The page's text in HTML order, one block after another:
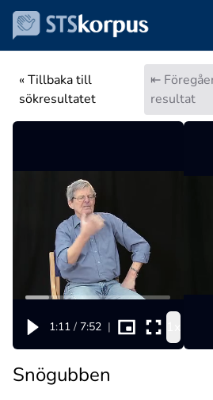
« Tillbaka till
sökresultatet
⇤
resultat
1:11 / 7:52 |
Snögubben